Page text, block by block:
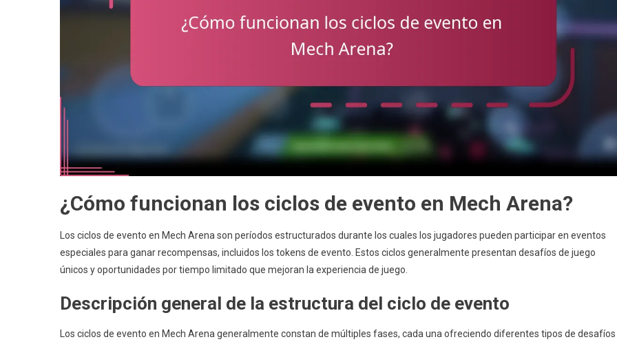
¿Cómo funcionan los ciclos de evento en Mech Arena?
Los ciclos de evento en Mech Arena son períodos estructurados durante los cuales los jugadores pueden participar en eventos
especiales para ganar recompensas, incluidos los tokens de evento. Estos ciclos generalmente presentan desafíos de juego
únicos y oportunidades por tiempo limitado que mejoran la experiencia de juego.
Descripción general de la estructura del ciclo de evento
Los ciclos de evento en Mech Arena generalmente constan de múltiples fases, cada una ofreciendo diferentes tipos de desafíos